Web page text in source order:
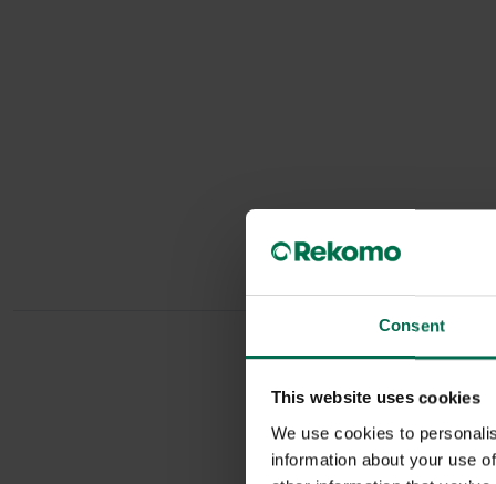
Consent
This website uses cookies
We use cookies to
information about your use